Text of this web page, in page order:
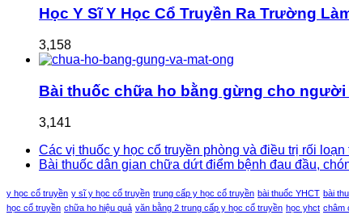
Học Y Sĩ Y Học Cổ Truyền Ra Trường
3,158
Bài thuốc chữa ho bằng gừng cho
3,141
Các vị thuốc y học cổ truyền phòng và điều trị rối
Bài thuốc dân gian chữa dứt điểm bệnh đau đầu,
y học cổ truyền y sĩ y học cổ truyền trung cấp y học cổ truyền bài thuốc YHCT bài
học cổ truyền chữa ho hiệu quả văn bằng 2 trung cấp y học cổ truyền học yhct châm